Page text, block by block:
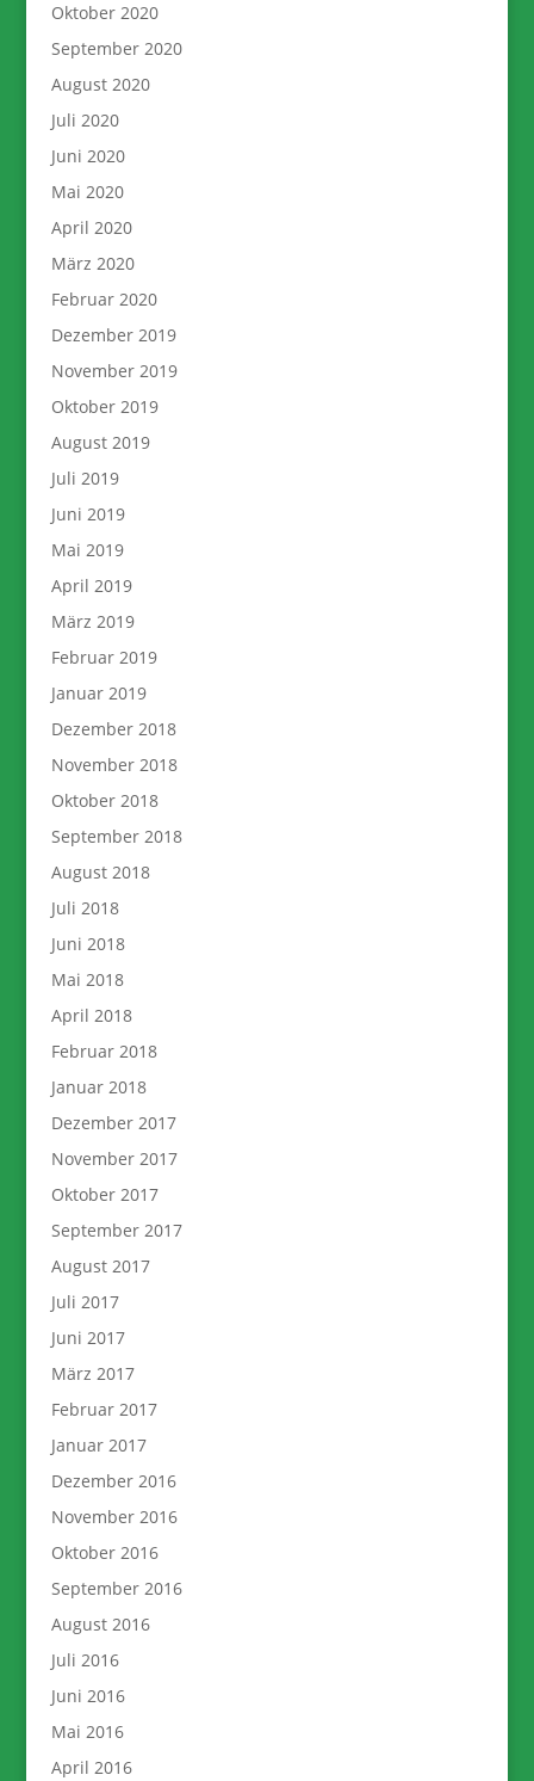
Oktober 2020
September 2020
August 2020
Juli 2020
Juni 2020
Mai 2020
April 2020
März 2020
Februar 2020
Dezember 2019
November 2019
Oktober 2019
August 2019
Juli 2019
Juni 2019
Mai 2019
April 2019
März 2019
Februar 2019
Januar 2019
Dezember 2018
November 2018
Oktober 2018
September 2018
August 2018
Juli 2018
Juni 2018
Mai 2018
April 2018
Februar 2018
Januar 2018
Dezember 2017
November 2017
Oktober 2017
September 2017
August 2017
Juli 2017
Juni 2017
März 2017
Februar 2017
Januar 2017
Dezember 2016
November 2016
Oktober 2016
September 2016
August 2016
Juli 2016
Juni 2016
Mai 2016
April 2016